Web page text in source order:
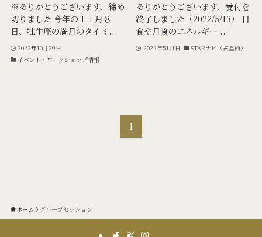
※ありがとうございます、締め
切りました 今年の１１月８
日、牡牛座の満月のタイミ...
2022年10月29日
イベント・ワークショップ情報
ありがとうございます、受付を
終了しました（2022/5/13） 日
食や月食のエネルギー ...
2022年5月1日 STARナビ（占星術）
1
ホーム グループセッション